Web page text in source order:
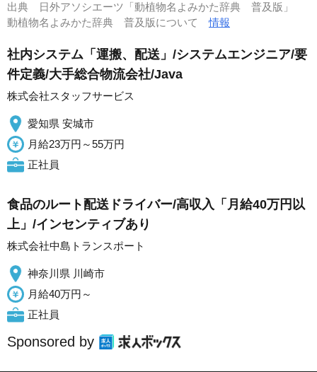
出典
日外アソシエーツ「動植物名よみかた辞典 普及版」
動植物名よみかた辞典 普及版について情報
社内システム「運搬、配送」/システムエンジニア/要
件定義/大手総合物流会社/Java
株式会社スタッフサービス
愛知県 安城市
月給23万円～55万円
正社員
食品のルート配送ドライバー/高収入「月給40万円以
上」/インセンティブあり
株式会社中島トランスポート
神奈川県 川崎市
月給40万円～
正社員
Sponsored by